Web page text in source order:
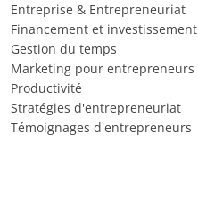
Entreprise & Entrepreneuriat
Financement et investissement
Gestion du temps
Marketing pour entrepreneurs
Productivité
Stratégies d'entrepreneuriat
Témoignages d'entrepreneurs